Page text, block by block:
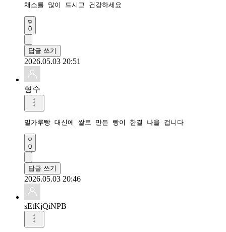
채소를 많이 드시고 건강하세요
0
답글 쓰기
2026.05.03 20:51
형수
밀가루빵 대신에 쌀로 만든 빵이 한결 나을 겁니다
0
답글 쓰기
2026.05.03 20:46
sEtKjQiNPB